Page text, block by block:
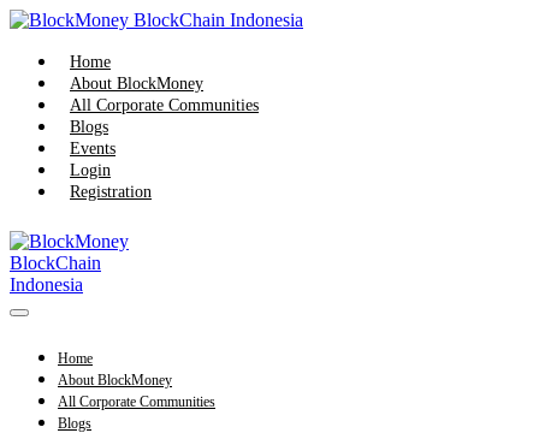
Skip
content
Home
About BlockMoney
All Corporate Communities
Blogs
Events
Login
Registration
Menu
Home
About BlockMoney
All Corporate Communities
Blogs